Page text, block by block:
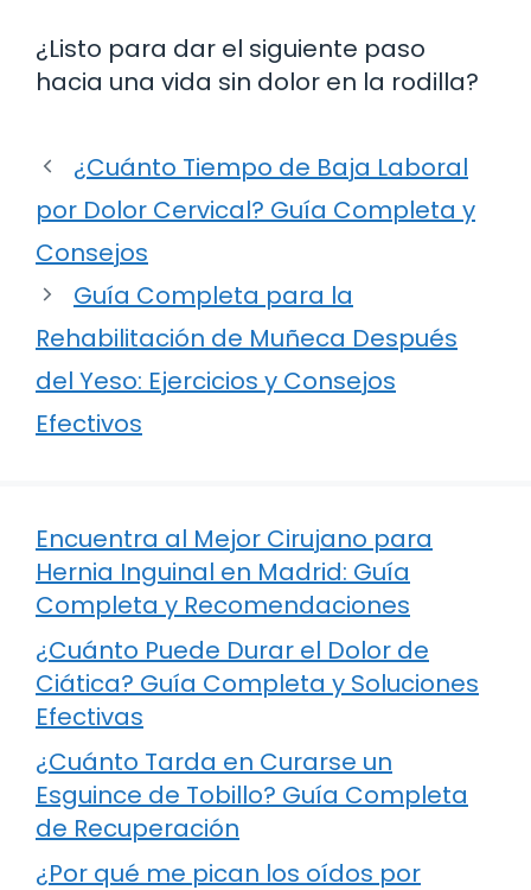
¿Listo para dar el siguiente paso
hacia una vida sin dolor en la rodilla?
¿Cuánto Tiempo de Baja Laboral
por Dolor Cervical? Guía Completa y
Consejos
Guía Completa para la
Rehabilitación de Muñeca Después
del Yeso: Ejercicios y Consejos
Efectivos
Encuentra al Mejor Cirujano para
Hernia Inguinal en Madrid: Guía
Completa y Recomendaciones
¿Cuánto Puede Durar el Dolor de
Ciática? Guía Completa y Soluciones
Efectivas
¿Cuánto Tarda en Curarse un
Esguince de Tobillo? Guía Completa
de Recuperación
¿Por qué me pican los oídos por